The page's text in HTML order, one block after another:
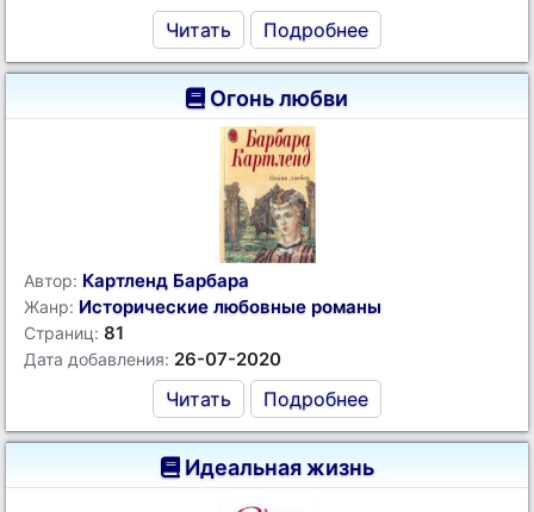
Читать Подробнее
Огонь любви
Автор: Картленд Барбара
Жанр: Исторические любовные романы
Страниц: 81
Дата добавления: 26-07-2020
Читать Подробнее
Идеальная жизнь